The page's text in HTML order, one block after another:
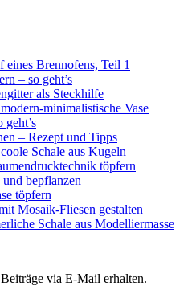
Brennofens, Teil 1
– so geht’s
als Steckhilfe
minimalistische Vase
geht’s
– Rezept und Tipps
Schale aus Kugeln
töpfern
bepflanzen
töpfern
Mosaik-Fliesen gestalten
Schale aus Modelliermasse
via E-Mail erhalten.